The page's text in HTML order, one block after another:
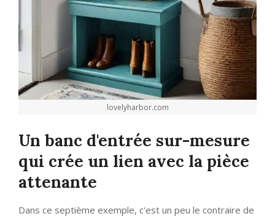
lovelyharbor.com
Un banc d'entrée sur-mesure
qui crée un lien avec la pièce
attenante
Dans ce septième exemple, c'est un peu le contraire de